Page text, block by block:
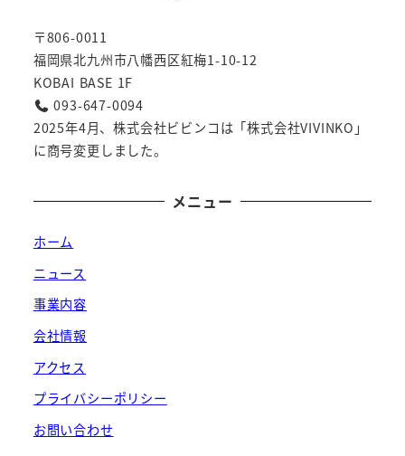
〒806-0011
福岡県北九州市八幡西区紅梅1-10-12
KOBAI BASE 1F
093-647-0094
2025年4月、株式会社ビビンコは「株式会社VIVINKO」
に商号変更しました。
メニュー
ホーム
ニュース
事業内容
会社情報
アクセス
プライバシーポリシー
お問い合わせ